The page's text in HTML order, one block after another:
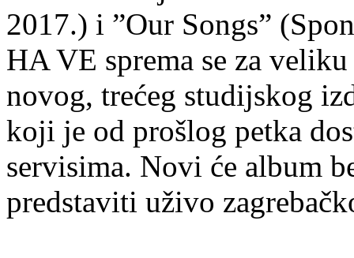
2017.) i ”Our Songs”
HA VE sprema se za
novog, trećeg studijskog
koji je od prošlog petka
servisima. Novi će album
predstaviti uživo